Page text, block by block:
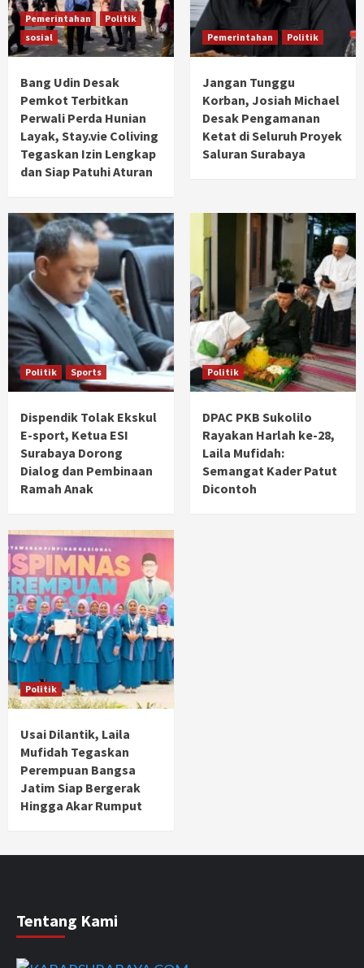
Pemerintahan
Politik
sosial
Bang Udin Desak
Pemkot Terbitkan
Perwali Perda Hunian
Layak, Stay.vie Coliving
Tegaskan Izin Lengkap
dan Siap Patuhi Aturan
Pemerintahan Politik
Jangan Tunggu
Korban, Josiah Michael
Desak Pengamanan
Ketat di Seluruh Proyek
Saluran Surabaya
Politik Sports
Dispendik Tolak Ekskul
E-sport, Ketua ESI
Surabaya Dorong
Dialog dan Pembinaan
Ramah Anak
Politik
DPAC PKB Sukolilo
Rayakan Harlah ke-28,
Laila Mufidah:
Semangat Kader Patut
Dicontoh
Politik
Usai Dilantik, Laila
Mufidah Tegaskan
Perempuan Bangsa
Jatim Siap Bergerak
Hingga Akar Rumput
Tentang Kami